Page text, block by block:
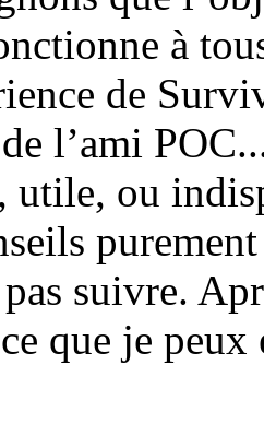
à
de
l’ami
ou
suivre.
que je peux